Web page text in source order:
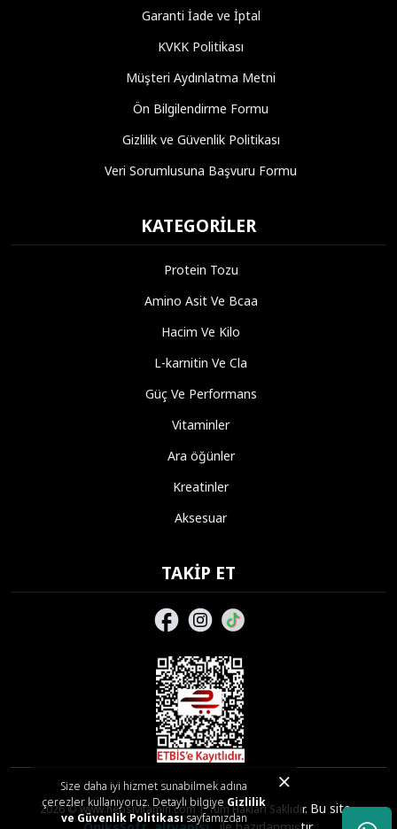
Size daha iyi hizmet sunabilmek adına
çerezler kullanıyoruz. Detaylı bilgiye Gizlilik
ve Güvenlik Politikasısayfamızdan
Garanti İade ve İptal
KVKK Politikası
Müşteri Aydınlatma Metni
Ön Bilgilendirme Formu
Gizlilik ve Güvenlik Politikası
Veri Sorumlusuna Başvuru Formu
KATEGORILER
Protein Tozu
Amino Asit Ve Bcaa
Hacim Ve Kilo
L-karnitin Ve Cla
Güç Ve Performans
Vitaminler
Ara öğünler
Kreatinler
Aksesuar
TAKIP ET
2026 © www.hepsivitamin.com | Tüm Hakları Saklıdır. Bu site,